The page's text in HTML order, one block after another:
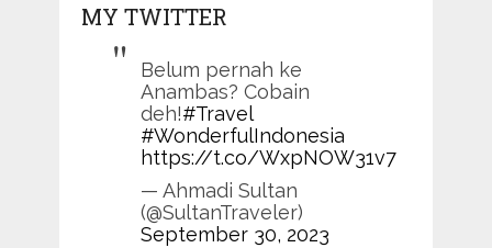
MY TWITTER
Belum pernah ke
Anambas? Cobain
deh!#Travel
#WonderfulIndonesia
https://t.co/WxpNOW31v7
— Ahmadi Sultan
(@SultanTraveler)
September 30, 2023